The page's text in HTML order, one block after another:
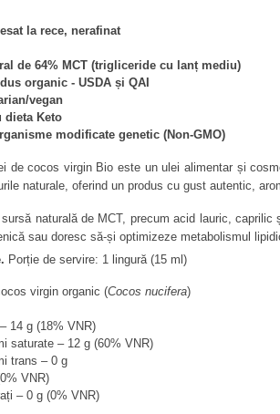
sport
la rece, nerafinat
de 64% MCT (trigliceride cu lanț mediu)
organic - USDA și QAI
vegan
dieta Keto
modificate genetic (Non-GMO)
de cocos virgin Bio este un ulei alimentar și
naturale, oferind un produs cu gust autentic,
naturală de MCT, precum acid lauric,
sau doresc să-și optimizeze metabolismul
Bio este extrem de versatil: poate fi folosit
hidrogenate.
acordată de către Departamentul
genetic (GMO) sau aditivi artificiali.
produsului NOW® Virgin Coconut Cooking
de energie
– MCT-urile sunt convertite rapid în
Porție de servire: 1 lingură (15 ml)
virgin organic (Cocos nucifera)
14 g (18% VNR)
saturate – 12 g (60% VNR)
trans – 0 g
VNR)
– 0 g (0% VNR)